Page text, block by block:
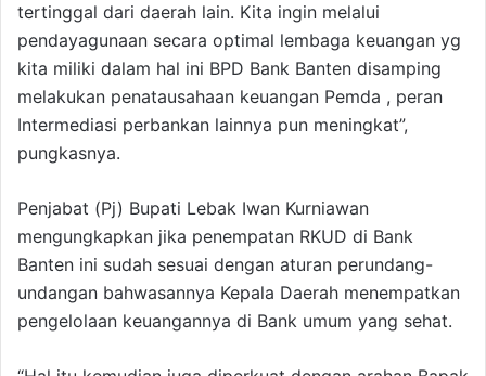
tertinggal dari daerah lain. Kita ingin melalui
pendayagunaan secara optimal lembaga keuangan yg
kita miliki dalam hal ini BPD Bank Banten disamping
melakukan penatausahaan keuangan Pemda , peran
Intermediasi perbankan lainnya pun meningkat”,
pungkasnya.
Penjabat (Pj) Bupati Lebak Iwan Kurniawan
mengungkapkan jika penempatan RKUD di Bank
Banten ini sudah sesuai dengan aturan perundang-
undangan bahwasannya Kepala Daerah menempatkan
pengelolaan keuangannya di Bank umum yang sehat.